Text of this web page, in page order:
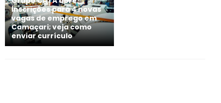
inscrições para 4 novas
vagas de emprego em
Camaçari; veja como
enviar currículo